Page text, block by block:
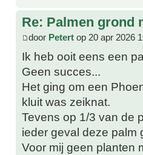
Re: Palmen grond
door Petert op 20 apr 2026
Ik heb ooit eens een
Geen succes...
Het ging om een
kluit was zeiknat.
Tevens op 1/3 van de
ieder geval deze palm
Voor mij geen planten